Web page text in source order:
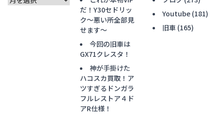
だ！Y30セドリッ
ク〜悪い所全部見
せます〜
今回の旧車は
GX71クレスタ！
神が手掛けた
ハコスカ買取！ア
ツすぎるドンガラ
フルレストア４ド
アR仕様！
Youtube(181)
旧車 (165)